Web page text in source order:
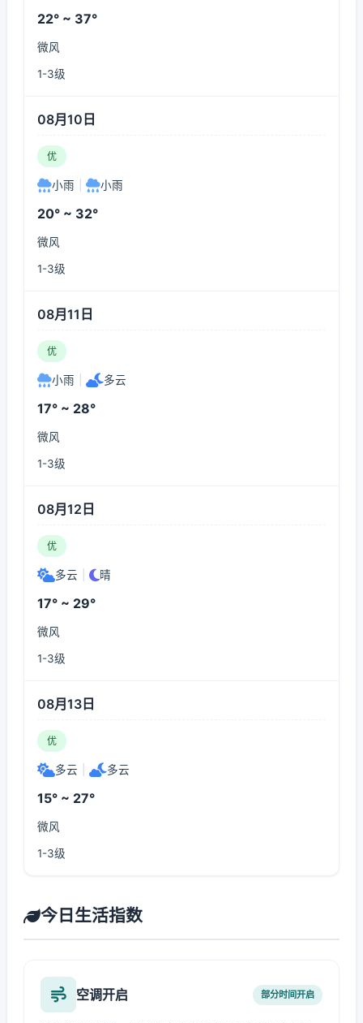
22° ~ 37°
微风
1-3级
08月10日
优
小雨 小雨
20° ~ 32°
微风
1-3级
08月11日
优
小雨 多云
17° ~ 28°
微风
1-3级
08月12日
优
多云 晴
17° ~ 29°
微风
1-3级
08月13日
优
多云 多云
15° ~ 27°
微风
1-3级
今日生活指数
空调开启 部分时间开启